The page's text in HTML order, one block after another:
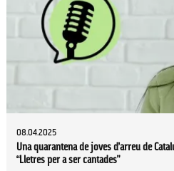
08.04.2025
Una quarantena de joves d’arreu de
“Lletres per a ser cantades”